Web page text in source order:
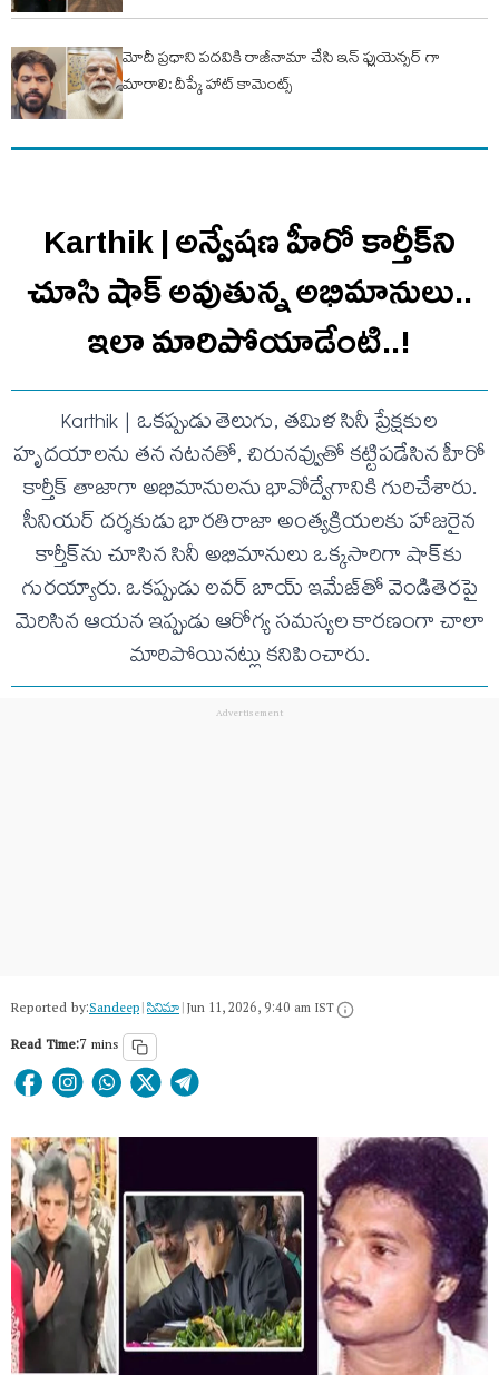
మోదీ ప్రధాని పదవికి రాజీనామా చేసి ఇన్ ఫ్లుయెన్సర్ గా
మారాలి: దీప్కే హాట్ కామెంట్స్
Karthik | అన్వేషణ హీరో కార్తీక్‌ని
చూసి షాక్ అవుతున్న అభిమానులు..
ఇలా మారిపోయాడేంటి..!
Karthik | ఒకప్పుడు తెలుగు, తమిళ సినీ ప్రేక్షకుల
హృదయాలను తన నటనతో, చిరునవ్వుతో కట్టిపడేసిన హీరో
కార్తీక్ తాజాగా అభిమానులను భావోద్వేగానికి గురిచేశారు.
సీనియర్ దర్శకుడు భారతిరాజా అంత్యక్రియలకు హాజరైన
కార్తీక్‌ను చూసిన సినీ అభిమానులు ఒక్కసారిగా షాక్‌కు
గురయ్యారు. ఒకప్పుడు లవర్ బాయ్ ఇమేజ్‌తో వెండితెరపై
మెరిసిన ఆయన ఇప్పుడు ఆరోగ్య సమస్యల కారణంగా చాలా
మారిపోయినట్లు కనిపించారు.
Reported by:Sandeep|సినిమా|Jun 11, 2026, 9:40 am IST
Read Time:7 mins